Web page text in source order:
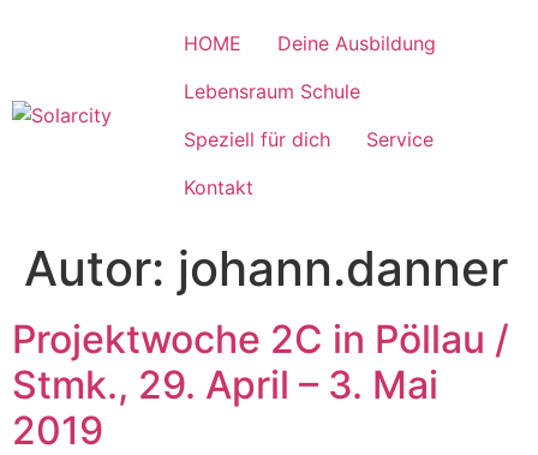
HOME
Deine Ausbildung
Lebensraum Schule
Speziell für dich
Service
Kontakt
Autor: johann.danner
Projektwoche 2C in Pöllau /
Stmk., 29. April – 3. Mai
2019